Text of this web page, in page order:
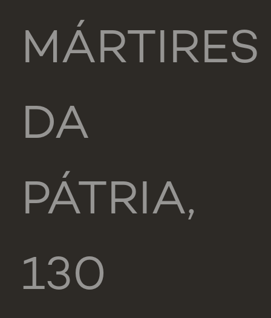
MÁRTIRES
DA
PÁTRIA,
130